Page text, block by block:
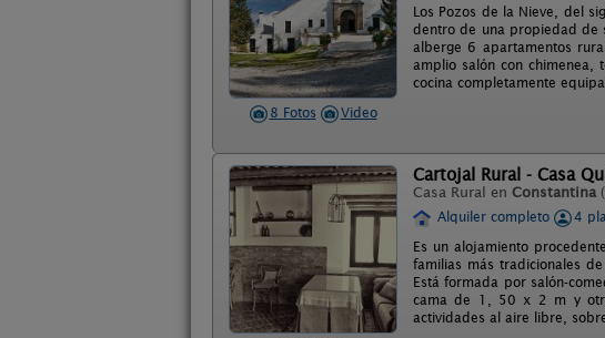
8 Fotos Video
Los Pozos de la Nieve, del
dentro de una propiedad de
alberge 6 apartamentos
amplio salón con chimenea,
cocina completamente
Cartojal Rural - Casa
Casa Rural en Constantina
Alquiler completo
4
Es un alojamiento
familias más tradicionales
Está formada por salón-
cama de 1, 50 x 2 m y
actividades al aire libre,